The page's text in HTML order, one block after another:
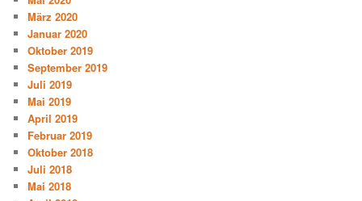
März 2020
Januar 2020
Oktober 2019
September 2019
Juli 2019
Mai 2019
April 2019
Februar 2019
Oktober 2018
Juli 2018
Mai 2018